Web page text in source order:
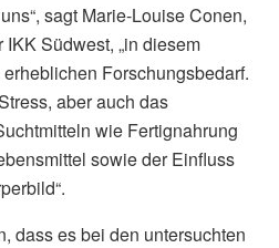
sagt Marie-Louise Conen,
Südwest, „in diesem
Forschungsbedarf.
aber auch das
wie Fertignahrung
sowie der Einfluss
dass es bei den untersuchten